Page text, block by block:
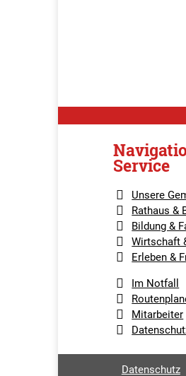
Service
Unsere
Rathaus &
Bildung &
Wirtschaft
Erleben &
Im Notfall
Mitarbeiter
Datenschutz